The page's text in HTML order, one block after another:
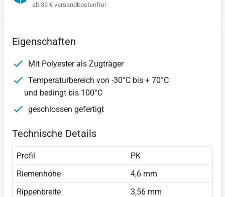
ab 39 € versandkostenfrei
Eigenschaften
Mit Polyester als Zugträger
Temperaturbereich von -30°C bis + 70°C
und bedingt bis 100°C
geschlossen gefertigt
Technische Details
Profil
PK
Riemenhöhe
4,6 mm
Rippenbreite
3,56 mm